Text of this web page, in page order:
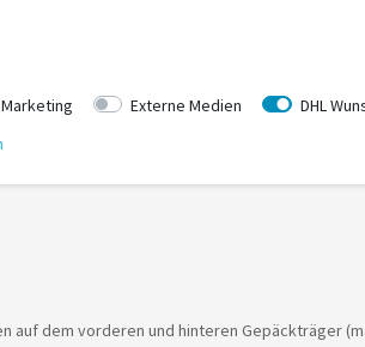
auf dem vorderen und hinteren Gepäckträger
Marketing Externe Medien DHL